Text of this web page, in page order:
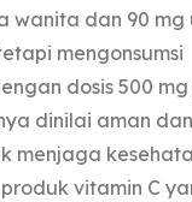
wanita dan 90 mg
mengonsumsi
dosis 500
dinilai aman dan
menjaga
vitamin C